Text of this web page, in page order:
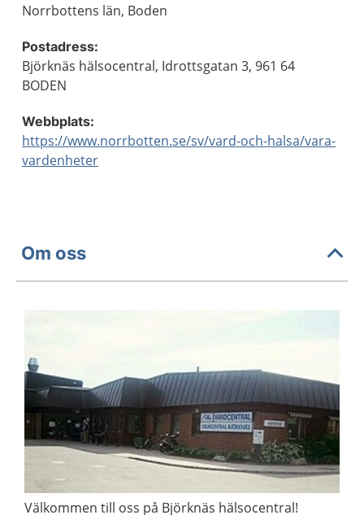
Norrbottens län, Boden
Postadress:
Björknäs hälsocentral, Idrottsgatan 3, 961 64
BODEN
Webbplats:
https://www.norrbotten.se/sv/vard-och-halsa/vara-
vardenheter
Om oss
Välkommen till oss på Björknäs hälsocentral!